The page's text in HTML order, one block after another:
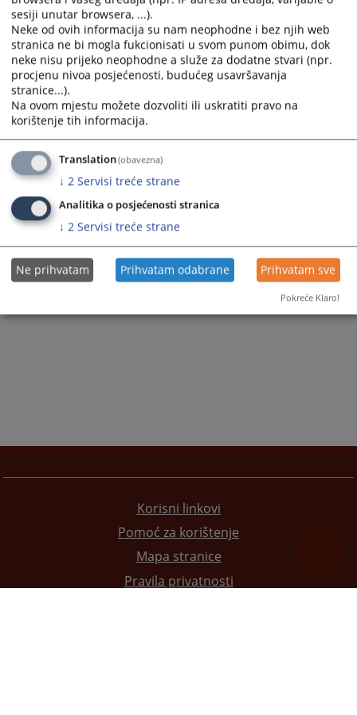
Korisni linkovi
Pomoć za korištenje
Mapa stranice
Pravila privatnosti
sesiji unutar browsera, ...).
Neke od ovih informacija su nam neophodne i bez njih web
stranica ne bi mogla fukcionisati u svom punom obimu, dok
neke nisu prijeko neophodne a služe za dodatne stvari (npr.
procjenu nivoa posjećenosti, budućeg usavršavanja
stranice...).
Na ovom mjestu možete dozvoliti ili uskratiti pravo na
korištenje tih informacija.
Translation(obavezna)
↓ 2 Servisi treće strane
Analitika o posjećenosti stranica
↓ 2 Servisi treće strane
Ne prihvatam Prihvatam odabrane Prihvatam sve
Pokreće Klaro!